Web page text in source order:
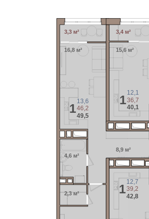
1
12,7
39,2
42,8
4,6 м²
3,3 м²
16,8 м²
8,9 м²
2,3 м²
1
13,6
46,2
49,5
3,4 м²
15,6 м²
1
12,1
36,7
40,1